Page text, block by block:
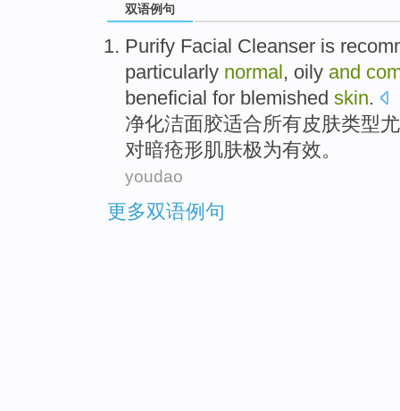
双语例句
Purify Facial Cleanser is
particularly normal, oily and
beneficial for blemished skin.
净化洁面胶适合所有皮肤类型
对暗疮形肌肤极为有效。
youdao
更多双语例句